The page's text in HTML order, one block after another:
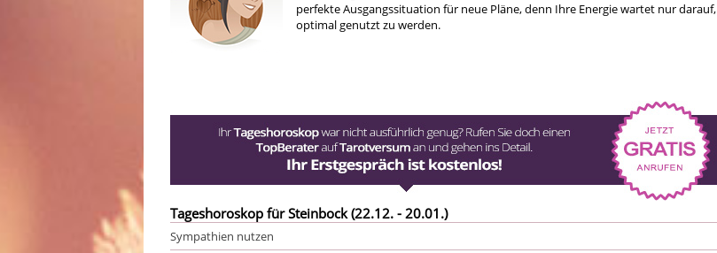
perfekte Ausgangssituation für neue Pläne, denn Ihre Energie wartet nur darauf,
optimal genutzt zu werden.
Tageshoroskop für Steinbock (22.12. - 20.01.)
Sympathien nutzen